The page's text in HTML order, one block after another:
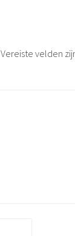
Vereiste velden